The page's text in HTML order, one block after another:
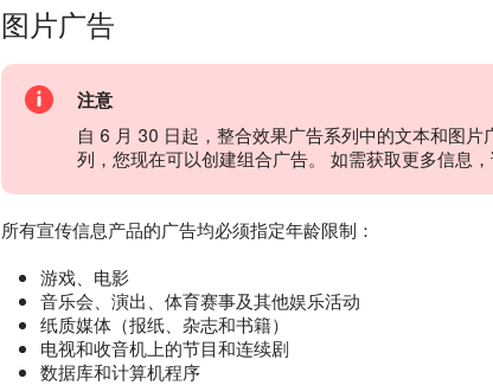
图片广告
注意
自 6 月 30 日起，整合效果广告系列中的文本和图
列，您现在可以创建组合广告。 如需获取更多信息
所有宣传信息产品的广告均必须指定年龄限制：
游戏、电影
音乐会、演出、体育赛事及其他娱乐活动
纸质媒体（报纸、杂志和书籍）
电视和收音机上的节目和连续剧
数据库和计算机程序